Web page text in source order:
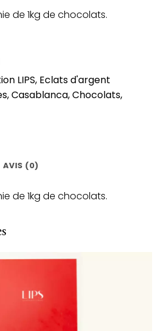
de 1kg de chocolats.
LIPS, Eclats d'argent
,Casablanca,Chocolats,
AVIS (0)
de 1kg de chocolats.